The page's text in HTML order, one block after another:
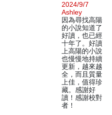
2024/9/7
Ashley
因為尋找高陽
的小說知道了
好讀，也已經
十年了。好讀
上高陽的小說
也慢慢地持續
更新，越來越
全，而且質量
上佳，值得珍
藏。感謝好
讀！感謝校對
者！